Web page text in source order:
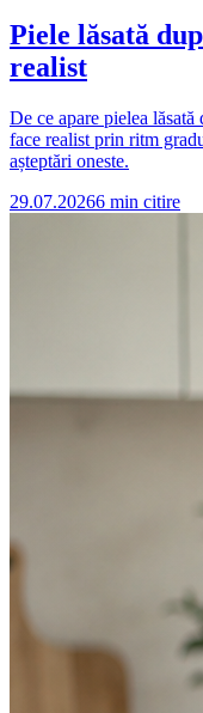
Piele lăsată
realist
De ce apare pielea
face realist prin ritm
așteptări oneste.
29.07.20266 min citire